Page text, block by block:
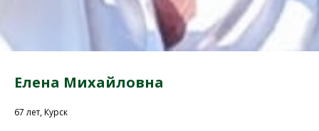
Елена Михайловна
67 лет, Курск